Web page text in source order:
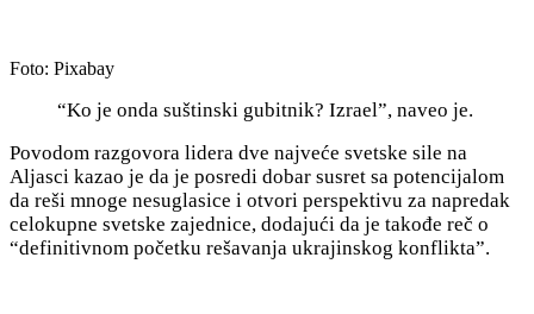
Foto: Pixabay
“Ko je onda suštinski gubitnik? Izrael”, naveo je.
Povodom razgovora lidera dve najveće svetske sile na
Aljasci kazao je da je posredi dobar susret sa potencijalom
da reši mnoge nesuglasice i otvori perspektivu za napredak
celokupne svetske zajednice, dodajući da je takođe reč o
“definitivnom početku rešavanja ukrajinskog konflikta”.